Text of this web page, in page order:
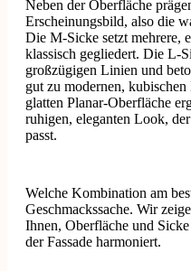
Neben der Oberfläche
Erscheinungsbild, also die
Die M-Sicke setzt mehrere,
klassisch gegliedert. Die L-
großzügigen Linien und
gut zu modernen,
glatten Planar-Oberfläche
ruhigen, eleganten Look,
passt.
Welche Kombination am
Geschmackssache. Wir
Ihnen, Oberfläche und
der Fassade harmoniert.